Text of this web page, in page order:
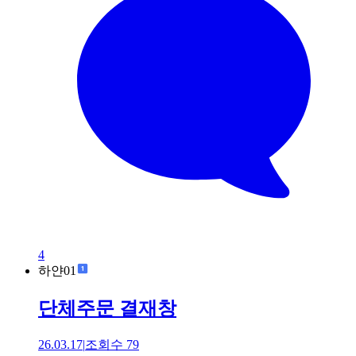
4
하얀01
단체주문 결재창
26.03.17|조회수 79